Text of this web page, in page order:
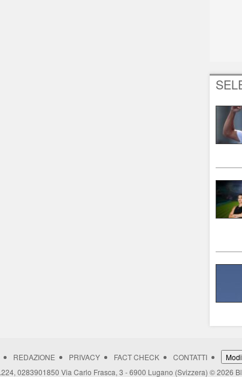
REDAZIONE PRIVACY FACT CHECK CONTATTI
0283901850 Via Carlo Frasca, 3 - 6900 Lugano (Svizzera) © 2026